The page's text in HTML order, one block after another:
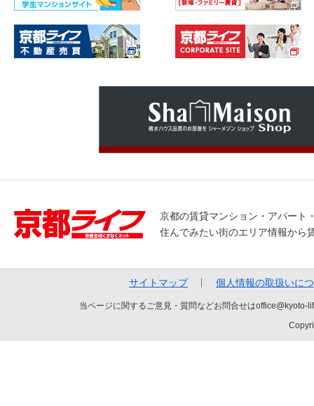
京都の賃貸マンション・アパート
住んでみたい街のエリア情報から
サイトマップ 個人情報の取扱いに
当ページに関するご意見・質問などお問合せは